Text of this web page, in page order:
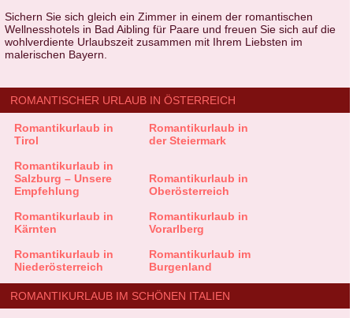
Sichern Sie sich gleich ein Zimmer in einem der romantischen
Wellnesshotels in Bad Aibling für Paare und freuen Sie sich auf die
wohlverdiente Urlaubszeit zusammen mit Ihrem Liebsten im
malerischen Bayern.
ROMANTISCHER URLAUB IN ÖSTERREICH
Romantikurlaub in
Tirol
Romantikurlaub in
der Steiermark
Romantikurlaub in
Salzburg – Unsere
Empfehlung
Romantikurlaub in
Oberösterreich
Romantikurlaub in
Kärnten
Romantikurlaub in
Vorarlberg
Romantikurlaub in
Niederösterreich
Romantikurlaub im
Burgenland
ROMANTIKURLAUB IM SCHÖNEN ITALIEN